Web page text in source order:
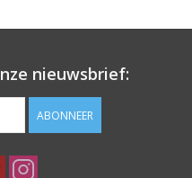
nieuwsbrief:
ABONNEER